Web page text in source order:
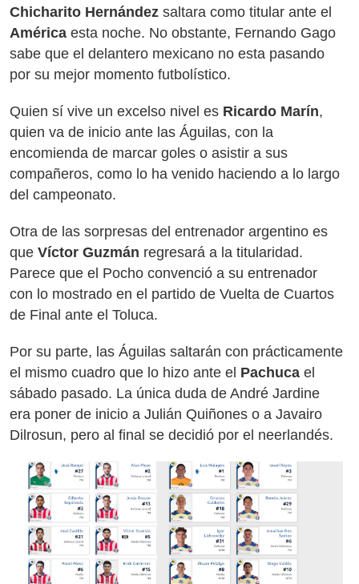
Chicharito Hernández saltara como titular ante el
América esta noche. No obstante, Fernando Gago
sabe que el delantero mexicano no esta pasando
por su mejor momento futbolístico.
Quien sí vive un excelso nivel es Ricardo Marín,
quien va de inicio ante las Águilas, con la
encomienda de marcar goles o asistir a sus
compañeros, como lo ha venido haciendo a lo largo
del campeonato.
Otra de las sorpresas del entrenador argentino es
que Víctor Guzmán regresará a la titularidad.
Parece que el Pocho convenció a su entrenador
con lo mostrado en el partido de Vuelta de Cuartos
de Final ante el Toluca.
Por su parte, las Águilas saltarán con prácticamente
el mismo cuadro que lo hizo ante el Pachuca el
sábado pasado. La única duda de André Jardine
era poner de inicio a Julián Quiñones o a Javairo
Dilrosun, pero al final se decidió por el neerlandés.